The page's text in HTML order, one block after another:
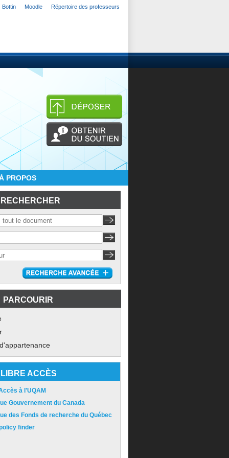
Bottin Moodle Répertoire des professeurs
PROPOS
RECHERCHER
PARCOURIR
LIBRE ACCÈS
à l'UQAM
Gouvernement du Canada
des Fonds de recherche du Québec
finder